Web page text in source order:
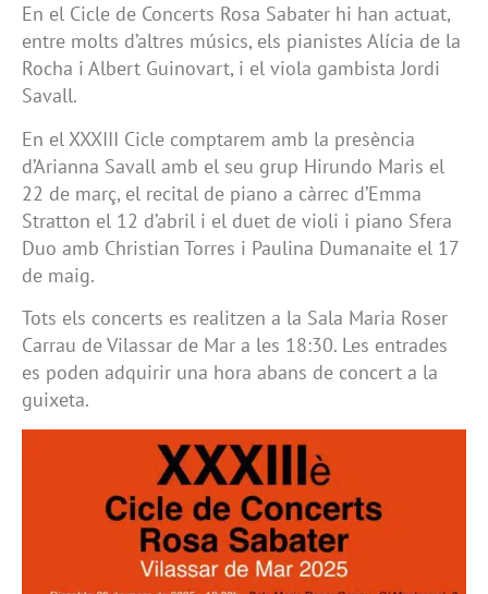
En el Cicle de Concerts Rosa Sabater hi han actuat,
entre molts d’altres músics, els pianistes Alícia de la
Rocha i Albert Guinovart, i el viola gambista Jordi
Savall.
En el XXXIII Cicle comptarem amb la presència
d’Arianna Savall amb el seu grup Hirundo Maris el
22 de març, el recital de piano a càrrec d’Emma
Stratton el 12 d’abril i el duet de violi i piano Sfera
Duo amb Christian Torres i Paulina Dumanaite el 17
de maig.
Tots els concerts es realitzen a la Sala Maria Roser
Carrau de Vilassar de Mar a les 18:30. Les entrades
es poden adquirir una hora abans de concert a la
guixeta.